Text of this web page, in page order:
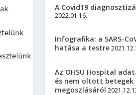
A Covid19
2022.01.16.
Infografika: a SARS-
hatása a testre
Az OHSU Hospital
és nem oltott betegek
megoszlásáról